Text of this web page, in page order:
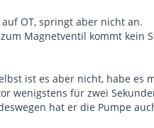
OT, springt aber nicht an.
Magnetventil kommt
ist es aber nicht, habe
wenigstens für zwei
hat er die Pumpe